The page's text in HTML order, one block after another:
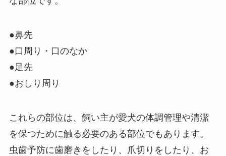
●鼻先
●口周り・口のなか
●足先
●おしり周り
これらの部位は、飼い主が愛犬の体調管理や清潔
を保つために触る必要のある部位でもあります。
虫歯予防に歯磨きをしたり、爪切りをしたり、お